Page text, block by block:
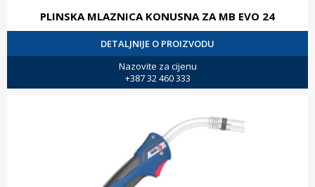
PLINSKA MLAZNICA KONUSNA ZA MB EVO 24
DETALJNIJE O PROIZVODU
Nazovite za cijenu
+387 32 460 333